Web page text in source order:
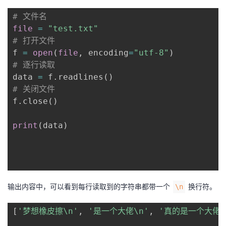
# 文件名
file =
"test.txt"
# 打开文件
f = open ( file , encoding="utf-8" )
# 逐行读取
data = f . readlines ( )
# 关闭文件
f . close ( )
print ( data )
输出内容中，可以看到每行读取到的字符串都带一个 \n 换行符。
[ '梦想橡皮擦\n' , '是一个大佬\n' , '真的是一个大